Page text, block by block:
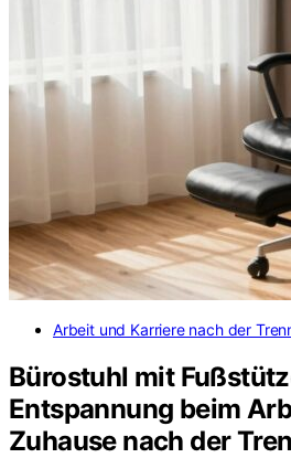
Arbeit und Karriere nach der
Bürostuhl mit
Entspannung beim
Zuhause nach der